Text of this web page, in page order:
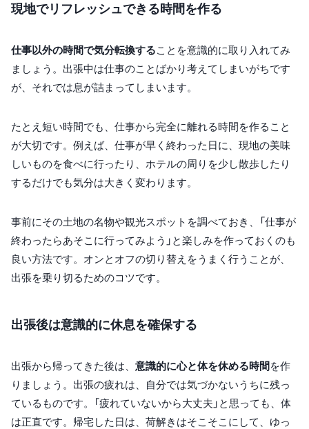
現地でリフレッシュできる時間を作る
仕事以外の時間で気分転換することを意識的に取り入れてみ
ましょう。出張中は仕事のことばかり考えてしまいがちです
が、それでは息が詰まってしまいます。
たとえ短い時間でも、仕事から完全に離れる時間を作ること
が大切です。例えば、仕事が早く終わった日に、現地の美味
しいものを食べに行ったり、ホテルの周りを少し散歩したり
するだけでも気分は大きく変わります。
事前にその土地の名物や観光スポットを調べておき、「仕事が
終わったらあそこに行ってみよう」と楽しみを作っておくのも
良い方法です。オンとオフの切り替えをうまく行うことが、
出張を乗り切るためのコツです。
出張後は意識的に休息を確保する
出張から帰ってきた後は、 意識的に心と体を休める時間を作
りましょう。出張の疲れは、自分では気づかないうちに残っ
ているものです。「疲れていないから大丈夫」と思っても、体
は正直です。帰宅した日は、荷解きはそこそこにして、ゆっ